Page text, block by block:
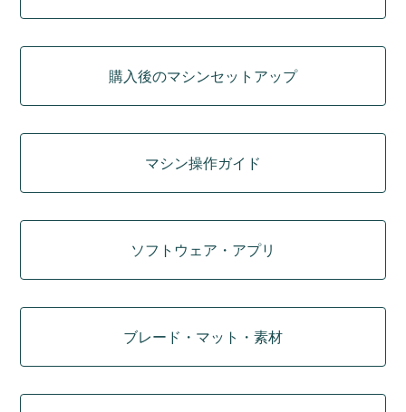
購入後のマシンセットアップ
マシン操作ガイド
ソフトウェア・アプリ
ブレード・マット・素材